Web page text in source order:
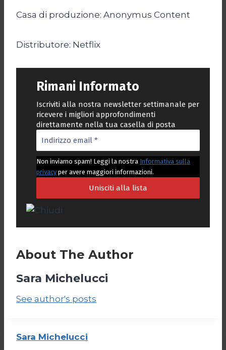
Casa di produzione: Anonymus Content
Distributore: Netflix
Rimani Informato
Iscriviti alla nostra newsletter settimanale per
ricevere i migliori approfondimenti
direttamente nella tua casella di posta
Non inviamo spam! Leggi la nostra Informativa sulla
privacy per avere maggiori informazioni.
About The Author
Sara Michelucci
See author's posts
Sara Michelucci